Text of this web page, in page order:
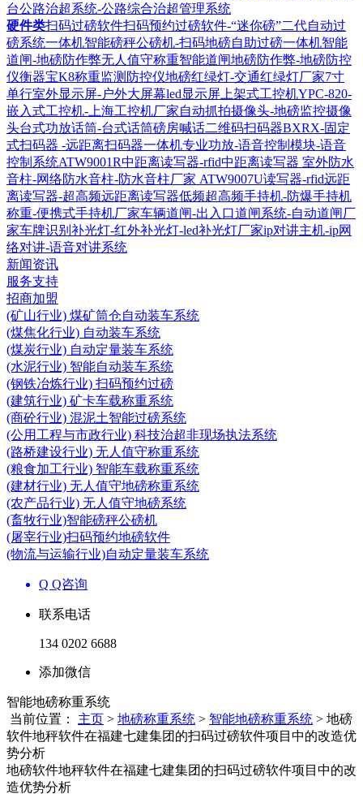
台公路治超系统-公路综合治超管理系统
硬件类扫码过磅软件扫码预约过磅软件-“迷你磅”二代自动过
磅系统一体机智能磅秤公磅机-扫码地磅自助过磅一体机智能
道闸-地磅防作弊无人值守称重智能道闸地磅防作弊-地磅防控
仪衡器宝K8称重监测防控仪地磅红绿灯-交通红绿灯厂家7寸
单行室外显示屏-户外大屏幕led显示屏上架式工控机YPC-820-
嵌入式工控机-上海工控机厂家自动抓拍摄像头-地磅监控摄像
头台式功放话筒-台式话筒磅房喊话二维码扫码器BXRX-固定
式扫码器 -远距离扫码器一体机专业功放-语音控制模块-语音
控制系统ATW9001R中距离读写器-rfid中距离读写器 室外防水
音柱-网络防水音柱-防水音柱厂家 ATW9007U读写器-rfid远距
离读写器-超高频远距离读写器低频超高频手持机-防爆手持机
称重-便携式手持机厂家车辆道闸-出入口道闸系统-自动道闸厂
家车牌识别补光灯-红外补光灯-led补光灯厂家ip对讲主机-ip网
络对讲-语音对讲系统
新闻资讯
服务支持
招商加盟
(矿山行业) 煤矿筒仓自动装车系统
(煤焦化行业) 自动装车系统
(煤炭行业) 自动定量装车系统
(水泥行业) 智能自动装车系统
(钢铁冶炼行业) 扫码预约过磅
(建筑行业) 矿卡车载称重系统
(商砼行业) 混泥土智能过磅系统
(公用工程与市政行业) 科技治超非现场执法系统
(路桥建设行业) 无人值守称重系统
(粮食加工行业) 智能车载称重系统
(建材行业) 无人值守地磅称重系统
(农产品行业) 无人值守地磅系统
(畜牧行业)智能磅秤公磅机
(屠宰行业)扫码预约地磅软件
(物流与运输行业)自动定量装车系统
Q Q咨询
联系电话
134 0202 6688
添加微信
智能地磅称重系统
当前位置： 主页 > 地磅称重系统 > 智能地磅称重系统 > 地磅
软件地秤软件在福建七建集团的扫码过磅软件项目中的改造优
势分析
地磅软件地秤软件在福建七建集团的扫码过磅软件项目中的改
造优势分析